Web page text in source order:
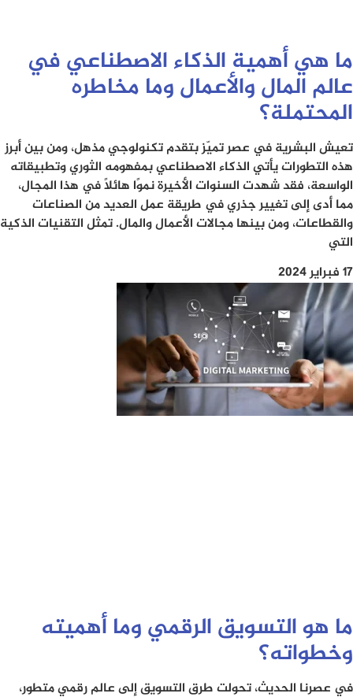
ما هي أهمية الذكاء الاصطناعي في
عالم المال والأعمال وما مخاطره
المحتملة؟
تعيش البشرية في عصر تميّز بتقدم تكنولوجي مذهل، ومن بين أبرز
هذه التطورات يأتي الذكاء الاصطناعي بمفهومه الثوري وتطبيقاته
الواسعة، فقد شهدت السنوات الأخيرة نموًا هائلًا في هذا المجال،
مما أدى إلى تغيير جذري في طريقة عمل العديد من الصناعات
والقطاعات، ومن بينها مجالات الأعمال والمال. تمثل التقنيات الذكية
التي
17 فبراير 2024
ما هو التسويق الرقمي وما أهميته
وخطواته؟
في عصرنا الحديث، تحولت طرق التسويق إلى عالم رقمي متطور،